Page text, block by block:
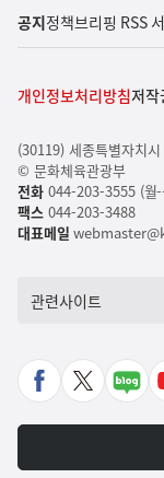
공지정책브리핑 RSS
개인정보처리방침저작
(30119) 세종특별자치
© 문화체육관광부
전화044-203-3555 (월
팩스044-203-3488
대표메일
관련사이트
페
북
X
가
네
포